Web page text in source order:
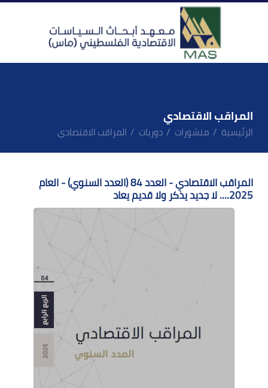
المراقب الاقتصادي
الرئيسية منشورات دوريات المراقب الاقتصادي
المراقب الاقتصادي - العدد 84 (العدد السنوي) - العام
2025.... لا جديد يذكر ولا قديم يعاد